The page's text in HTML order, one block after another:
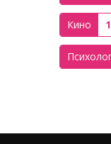
Кино 1